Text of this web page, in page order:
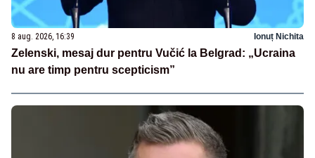
8 aug. 2026, 16:39 Ionuț Nichita
Zelenski, mesaj dur pentru Vučić la Belgrad: „Ucraina
nu are timp pentru scepticism”